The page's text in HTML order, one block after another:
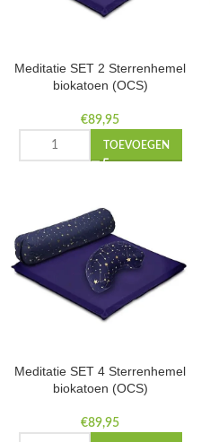
Meditatie SET 2 Sterrenhemel
biokatoen (OCS)
€89,95
TOEVOEGEN
Meditatie SET 4 Sterrenhemel
biokatoen (OCS)
€89,95